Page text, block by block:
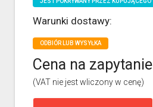
Warunki dostawy:
ODBIÓR LUB WYSYŁKA
Cena na zapytanie
(VAT nie jest wliczony w cenę)